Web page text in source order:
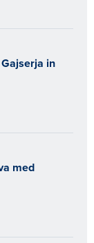
in
med